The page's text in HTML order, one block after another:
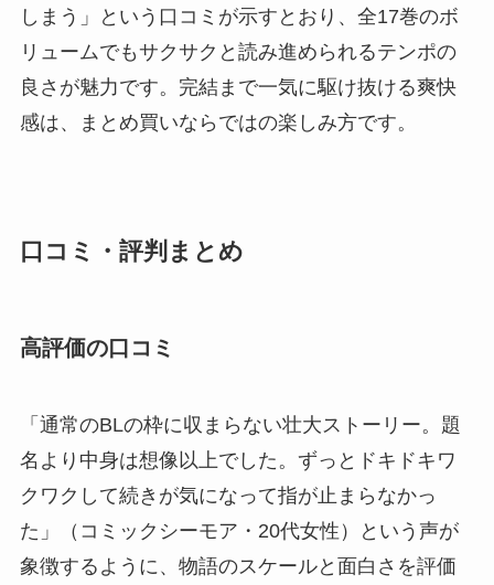
しまう」という口コミが示すとおり、全17巻のボ
リュームでもサクサクと読み進められるテンポの
良さが魅力です。完結まで一気に駆け抜ける爽快
感は、まとめ買いならではの楽しみ方です。
口コミ・評判まとめ
高評価の口コミ
「通常のBLの枠に収まらない壮大ストーリー。題
名より中身は想像以上でした。ずっとドキドキワ
クワクして続きが気になって指が止まらなかっ
た」（コミックシーモア・20代女性）という声が
象徴するように、物語のスケールと面白さを評価